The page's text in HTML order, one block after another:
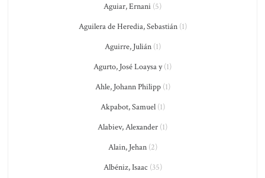
Aguiar, Ernani (5)
Aguilera de Heredia, Sebastián(1)
Aguirre, Julián(1)
Agurto, José Loaysa y(1)
Ahle, Johann Philipp(1)
Akpabot, Samuel(1)
Alabiev, Alexander (1)
Alain, Jehan(2)
Albéniz, Isaac (35)